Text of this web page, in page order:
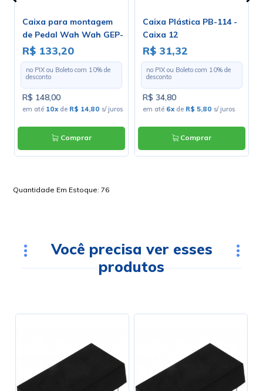
Caixa para montagem
de Pedal Wah Wah GEP-
2
R$ 133,20
no PIX ou Boleto com 10% de
desconto
R$ 148,00
em até 10xde R$ 14,80 s/ juros
Comprar
Caixa Plástica PB-114 -
Caixa 12
R$ 31,32
no PIX ou Boleto com 10% de
desconto
R$ 34,80
em até 6xde R$ 5,80 s/ juros
Comprar
Quantidade Em Estoque:76
Você precisa ver esses
produtos